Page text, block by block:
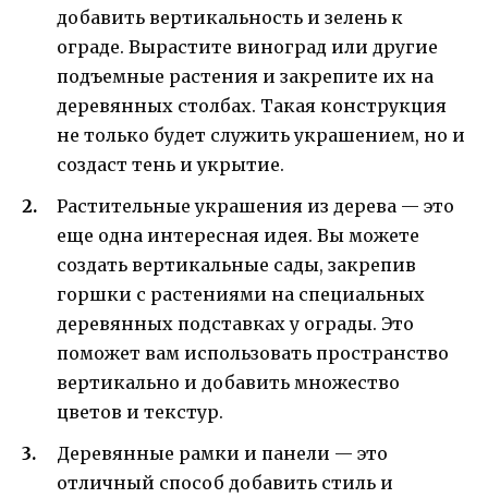
добавить вертикальность и зелень к
ограде. Вырастите виноград или другие
подъемные растения и закрепите их на
деревянных столбах. Такая конструкция
не только будет служить украшением, но и
создаст тень и укрытие.
Растительные украшения из дерева — это
еще одна интересная идея. Вы можете
создать вертикальные сады, закрепив
горшки с растениями на специальных
деревянных подставках у ограды. Это
поможет вам использовать пространство
вертикально и добавить множество
цветов и текстур.
Деревянные рамки и панели — это
отличный способ добавить стиль и